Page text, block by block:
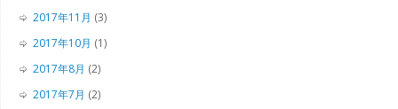
2017年11月 (3)
2017年10月 (1)
2017年8月 (2)
2017年7月 (2)